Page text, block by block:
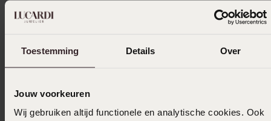
Toestemming Details Over
Jouw voorkeuren
Wij gebruiken altijd functionele en analytische cookies. Ook